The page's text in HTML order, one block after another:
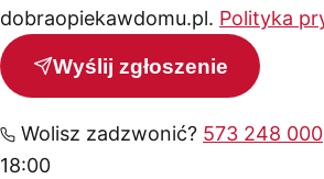
dobraopiekawdomu.pl. Polityka
Wyślij zgłoszenie
Wolisz zadzwonić? 573 248 000
18:00